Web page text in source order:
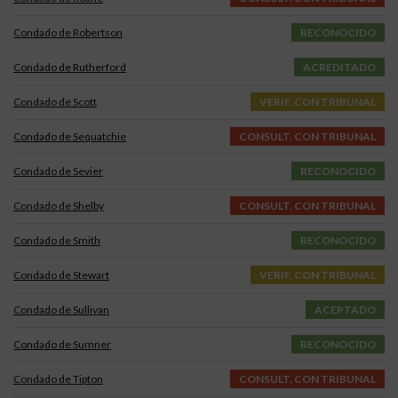
Condado de Robertson RECONOCIDO
Condado de Rutherford ACREDITADO
Condado de Scott VERIF. CON TRIBUNAL
Condado de Sequatchie CONSULT. CON TRIBUNAL
Condado de Sevier RECONOCIDO
Condado de Shelby CONSULT. CON TRIBUNAL
Condado de Smith RECONOCIDO
Condado de Stewart VERIF. CON TRIBUNAL
Condado de Sullivan ACEPTADO
Condado de Sumner RECONOCIDO
Condado de Tipton CONSULT. CON TRIBUNAL